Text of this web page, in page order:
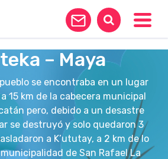
– Maya
se encontraba en un lugar
a 15 km de la cabecera municipal
pero, debido a un desastre
se destruyó y solo quedaron 3
a K’ututay, a 2 km de lo
de San Rafael La